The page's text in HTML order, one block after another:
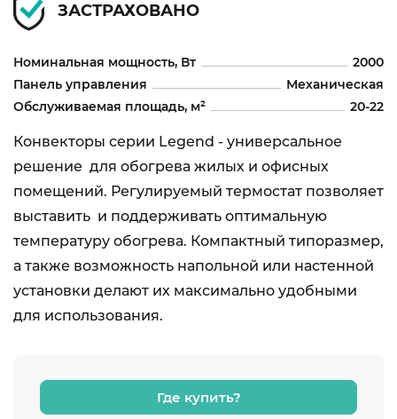
ЗАСТРАХОВАНО
Номинальная мощность, Вт
2000
Панель управления
Механическая
Обслуживаемая площадь, м²
20-22
Конвекторы серии Legend - универсальное
решение для обогрева жилых и офисных
помещений. Регулируемый термостат позволяет
выставить и поддерживать оптимальную
температуру обогрева. Компактный типоразмер,
а также возможность напольной или настенной
установки делают их максимально удобными
для использования.
Где купить?